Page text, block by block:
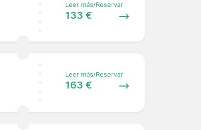
Leer más/Reservar
133 €
Leer más/Reservar
163 €